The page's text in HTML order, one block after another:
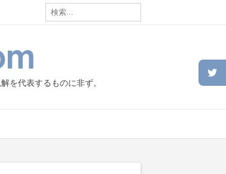
検
索:
を代表するものに非ず。